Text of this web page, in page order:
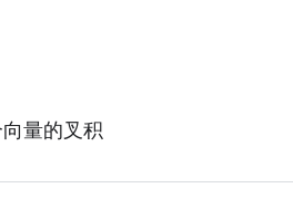
向量的叉积